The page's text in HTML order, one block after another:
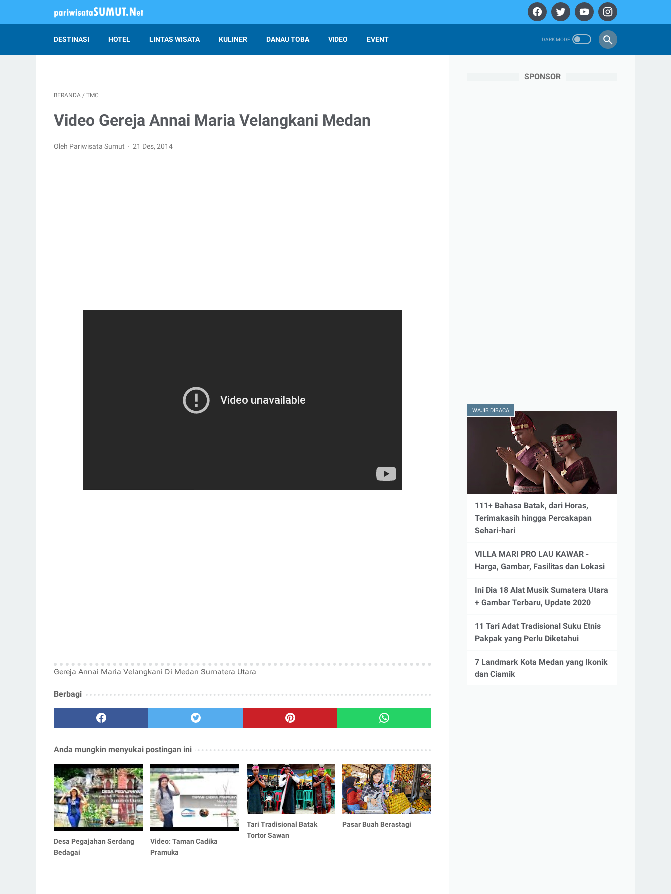
DESTINASI HOTEL LINTAS WISATA KULINER DANAU TOBA VIDEO EVENT
BERANDA / TMC
Video Gereja Annai Maria Velangkani Medan
Oleh Pariwisata Sumut 21 Des, 2014
Gereja Annai Maria Velangkani Di Medan Sumatera Utara
Berbagi
Anda mungkin menyukai postingan ini
Desa Pegajahan Serdang
Bedagai
Video: Taman Cadika
Pramuka
Tari Tradisional Batak
Tortor Sawan
Pasar Buah Berastagi
SPONSOR
WAJIB DIBACA
111+ Bahasa Batak, dari Horas,
Terimakasih hingga Percakapan
Sehari-hari
VILLA MARI PRO LAU KAWAR -
Harga, Gambar, Fasilitas dan Lokasi
Ini Dia 18 Alat Musik Sumatera Utara
+ Gambar Terbaru, Update 2020
11 Tari Adat Tradisional Suku Etnis
Pakpak yang Perlu Diketahui
7 Landmark Kota Medan yang Ikonik
dan Ciamik